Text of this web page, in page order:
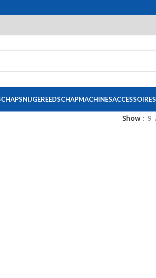
SNIJGEREEDSCHAPMACHINESACCESSOIRES
Show 9